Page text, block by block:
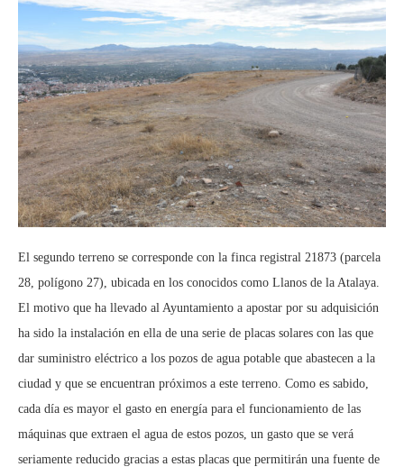
El segundo terreno se corresponde con la finca registral 21873 (parcela
28, polígono 27), ubicada en los conocidos como Llanos de la Atalaya.
El motivo que ha llevado al Ayuntamiento a apostar por su adquisición
ha sido la instalación en ella de una serie de placas solares con las que
dar suministro eléctrico a los pozos de agua potable que abastecen a la
ciudad y que se encuentran próximos a este terreno. Como es sabido,
cada día es mayor el gasto en energía para el funcionamiento de las
máquinas que extraen el agua de estos pozos, un gasto que se verá
seriamente reducido gracias a estas placas que permitirán una fuente de